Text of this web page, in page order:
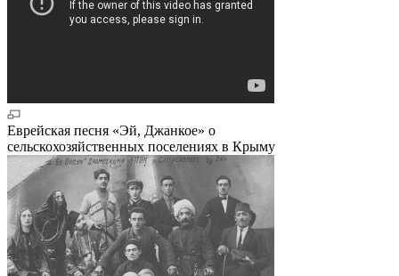
Еврейская песня «Эй, Джанкое» о
сельскохозяйственных поселениях в Крыму